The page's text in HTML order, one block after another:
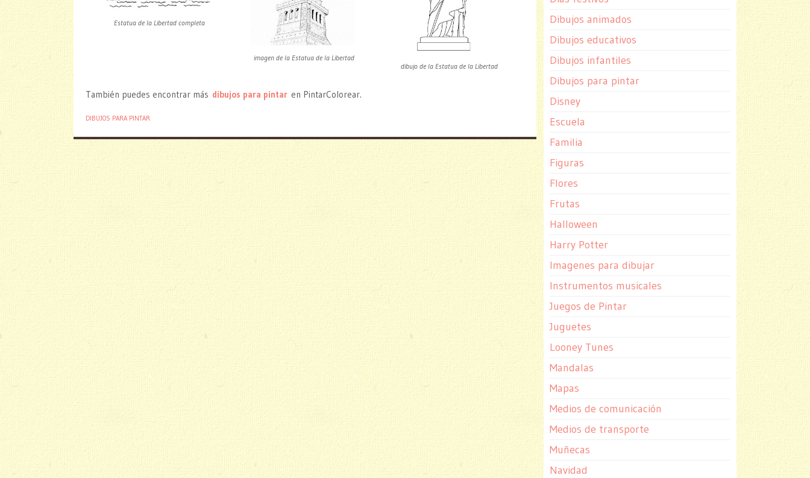
Estatua de la Libertad completa
imagen de la Estatua de la Libertad
dibujo de la Estatua de la Libertad
También puedes encontrar más dibujos para pintar en PintarColorear.
DIBUJOS PARA PINTAR
Dibujos animados
Dibujos educativos
Dibujos infantiles
Dibujos para pintar
Disney
Escuela
Familia
Figuras
Flores
Frutas
Halloween
Harry Potter
Imagenes para dibujar
Instrumentos musicales
Juegos de Pintar
Juguetes
Looney Tunes
Mandalas
Mapas
Medios de comunicación
Medios de transporte
Muñecas
Navidad